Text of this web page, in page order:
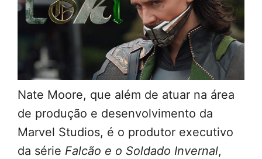
Nate Moore, que além de atuar na área
de produção e desenvolvimento da
Marvel Studios, é o produtor executivo
da série Falcão e o Soldado Invernal,